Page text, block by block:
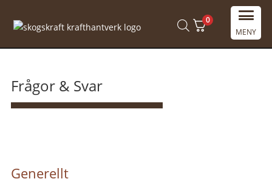
0
MENY
Frågor & Svar
Generellt